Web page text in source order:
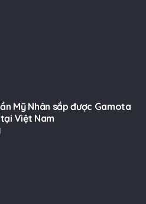
Mỹ Nhân sắp được Gamota
Việt Nam